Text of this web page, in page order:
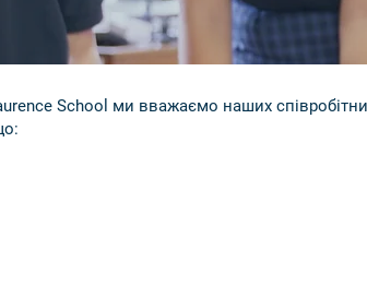
School ми вважаємо наших